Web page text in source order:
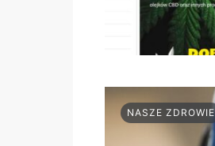
NASZE ZDROWIE